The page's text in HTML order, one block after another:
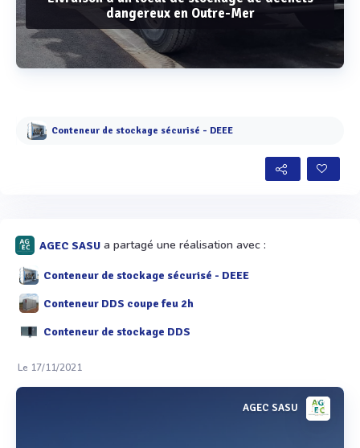
dangereux en Outre-Mer
Voir plus
Conteneur de stockage sécurisé - DEEE
AGEC SASU a partagé une réalisation avec :
Conteneur de stockage sécurisé - DEEE
Conteneur DDS coupe feu 2h
Conteneur de stockage DDS
Le 17/11/2021
AGEC SASU